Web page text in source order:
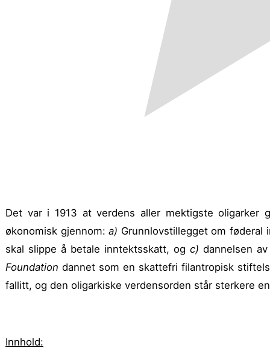
Det var i 1913 at verdens aller mektigste oligarker
økonomisk gjennom:a) Grunnlovstillegget om
skal slippe å betale inntektsskatt, og c) dannelsen
Foundation dannet som en skattefri filantropisk
fallitt, og den oligarkiske verdens­orden står sterkere
Innhold: